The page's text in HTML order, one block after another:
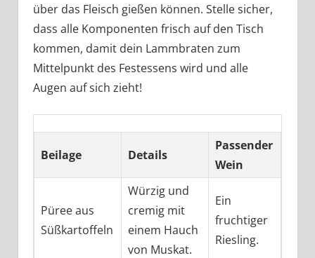
über das Fleisch gießen können. Stelle sicher,
dass alle Komponenten frisch auf den Tisch
kommen, damit dein Lammbraten zum
Mittelpunkt des Festessens wird und alle
Augen auf sich zieht!
Beilage Details
Passender
Wein
Püree aus
Süßkartoffeln
Würzig und
cremig mit
einem Hauch
von Muskat.
Ein
fruchtiger
Riesling.